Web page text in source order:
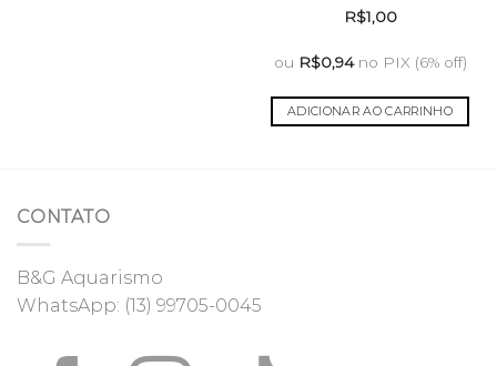
R$1,00
ou R$0,94 no PIX (6% off)
ADICIONAR AO CARRINHO
CONTATO
B&G Aquarismo
WhatsApp: (13) 99705-0045